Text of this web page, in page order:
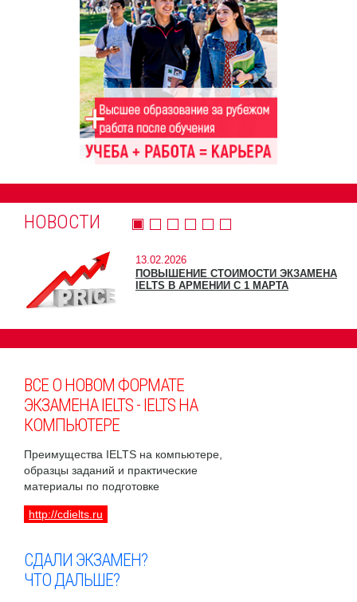
НОВОСТИ
13.02.2026
ПОВЫШЕНИЕ СТОИМОСТИ ЭКЗАМЕНА
IELTS В АРМЕНИИ С 1 МАРТА
ВСЕ О НОВОМ ФОРМАТЕ
ЭКЗАМЕНА IELTS - IELTS НА
КОМПЬЮТЕРЕ
Преимущества IELTS на компьютере,
образцы заданий и практические
материалы по подготовке
http://cdielts.ru
СДАЛИ ЭКЗАМЕН?
ЧТО ДАЛЬШЕ?